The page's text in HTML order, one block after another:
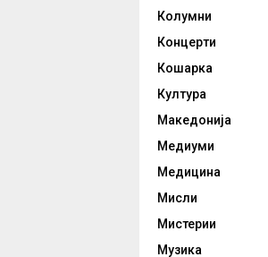
Колумни
Концерти
Кошарка
Култура
Македонија
Медиуми
Медицина
Мисли
Мистерии
Музика